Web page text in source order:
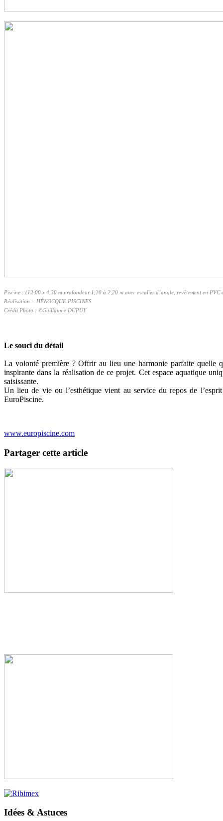
Piscine : (12,00 x 4,30 m profondeur 1,20 à 2,20 m avec escalier d’angle, revêtement en
Réalisation : HÉNOCQUE PISCINES
Crédit Photo : ©Guillaume DUPUY
Le souci du détail
La volonté première ? Offrir au lieu une harmonie parfaite quelle
inspirante dans la réalisation de ce projet. Cet espace aquatique
saisissante.
Un lieu de vie ou l’esthétique vient au service du repos de
EuroPiscine.
www.europiscine.com
Partager cette article
Idées & Astuces